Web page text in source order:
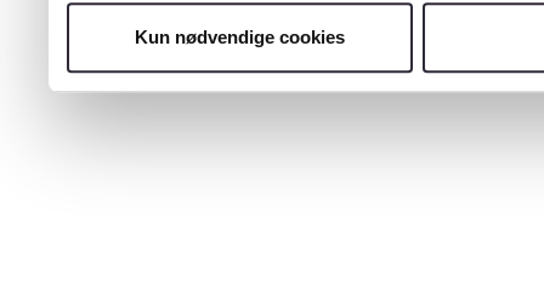
Kun nødvendige cookies